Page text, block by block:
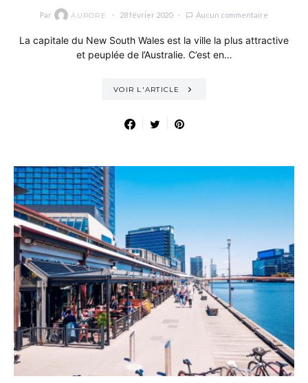
Par AURORE 28 février 2020 Aucun commentaire
La capitale du New South Wales est la ville la plus attractive
et peuplée de l’Australie. C’est en…
VOIR L'ARTICLE